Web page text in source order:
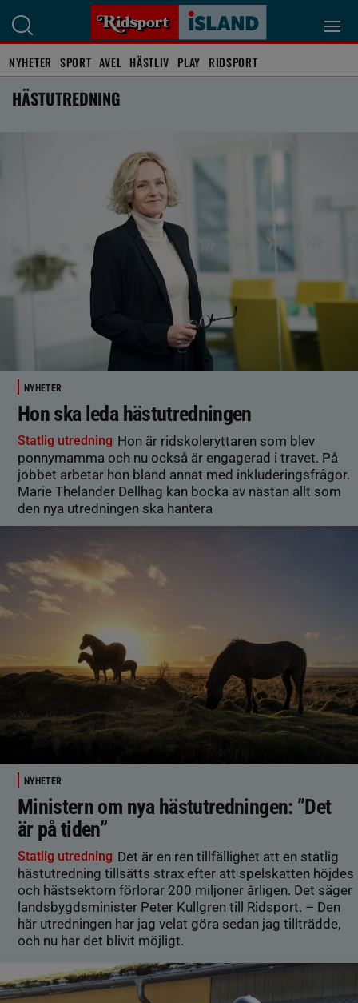
NYHETER SPORT AVEL HÄSTLIV PLAY RIDSPORT
HÄSTUTREDNING
NYHETER
Hon ska leda hästutredningen
Statlig utredning Hon är ridskoleryttaren som blev
ponnymamma och nu också är engagerad i travet. På
jobbet arbetar hon bland annat med inkluderingsfrågor.
Marie Thelander Dellhag kan bocka av nästan allt som
den nya utredningen ska hantera
NYHETER
Ministern om nya hästutredningen: ”Det
är på tiden”
Statlig utredning Det är en ren tillfällighet att en statlig
hästutredning tillsätts strax efter att spelskatten höjdes
och hästsektorn förlorar 200 miljoner årligen. Det säger
landsbygdsminister Peter Kullgren till Ridsport. – Den
här utredningen har jag velat göra sedan jag tillträdde,
och nu har det blivit möjligt.